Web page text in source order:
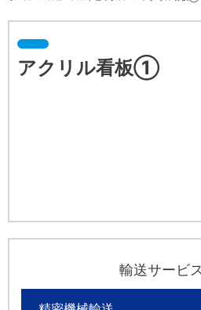
アクリル看板①
輸送サービ